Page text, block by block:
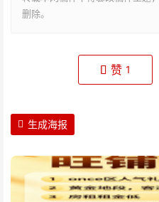
删除。
赞 1
生成海报